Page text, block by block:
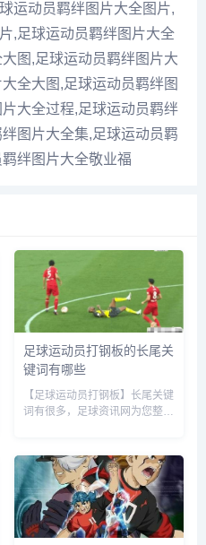
运动员羁绊图片大全图片,
,足球运动员羁绊图片大全
图,足球运动员羁绊图片大
全大图,足球运动员羁绊图
大全过程,足球运动员羁绊
图片大全集,足球运动员羁
绊图片大全敬业福
足球运动员打钢板的长尾关
键词有哪些
【足球运动员打钢板】长尾关键
词有很多，足球资讯网为您整理
足球运动员打钢板视频,足球运
动员打钢板图片,足球运动员打
钢板是谁,运动员装钢板能踢球
吗,...